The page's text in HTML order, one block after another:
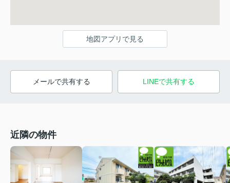
地図アプリで見る
メールで共有する LINEで共有する
近隣の物件